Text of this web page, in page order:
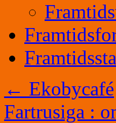
← Ekobycafé
Fartrusiga :